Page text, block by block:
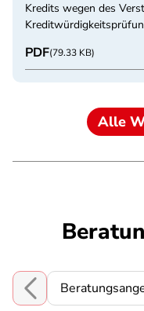
Kredits wegen des
PDF(79.33 KB)
Alle
Choose a section